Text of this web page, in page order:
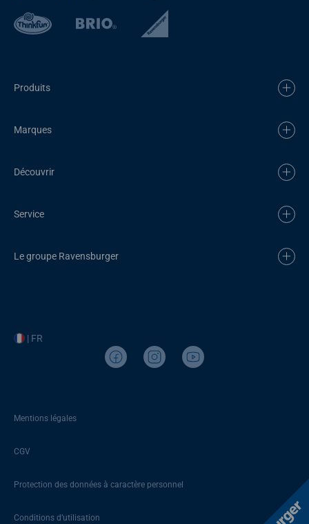
Produits
Marques
Découvrir
Service
Le groupe Ravensburger
| FR
Mentions légales
CGV
Protection des données à caractère personnel
Conditions d’utilisation